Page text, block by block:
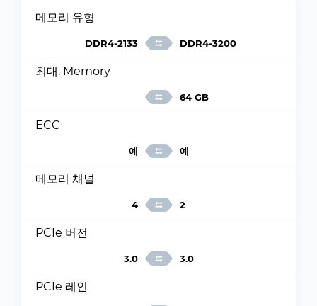
메모리 유형
DDR4-2133 DDR4-3200
최대. Memory
64 GB
ECC
예 예
메모리 채널
4 2
PCIe 버전
3.0 3.0
PCIe 레인